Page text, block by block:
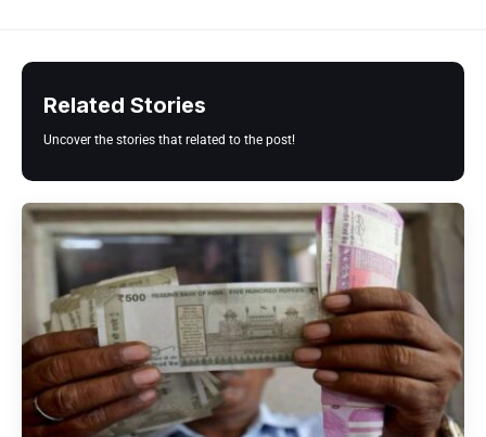
Related Stories
Uncover the stories that related to the post!